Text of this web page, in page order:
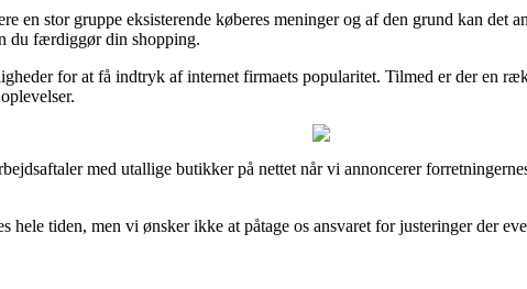
en stor gruppe eksisterende køberes meninger og af den grund kan det
du færdiggør din shopping.
for at få indtryk af internet firmaets popularitet. Tilmed er der en
med utallige butikker på nettet når vi annoncerer
tiden, men vi ønsker ikke at påtage os ansvaret for justeringer der